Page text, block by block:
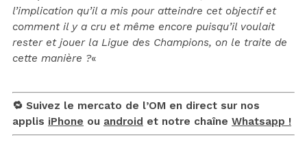
l’implication qu’il a mis pour atteindre cet objectif et
comment il y a cru et même encore puisqu’il voulait
rester et jouer la Ligue des Champions, on le traite de
cette manière ?«
🔁 Suivez le mercato de l’OM en direct sur nos
applis iPhone ou android et notre chaîne Whatsapp !